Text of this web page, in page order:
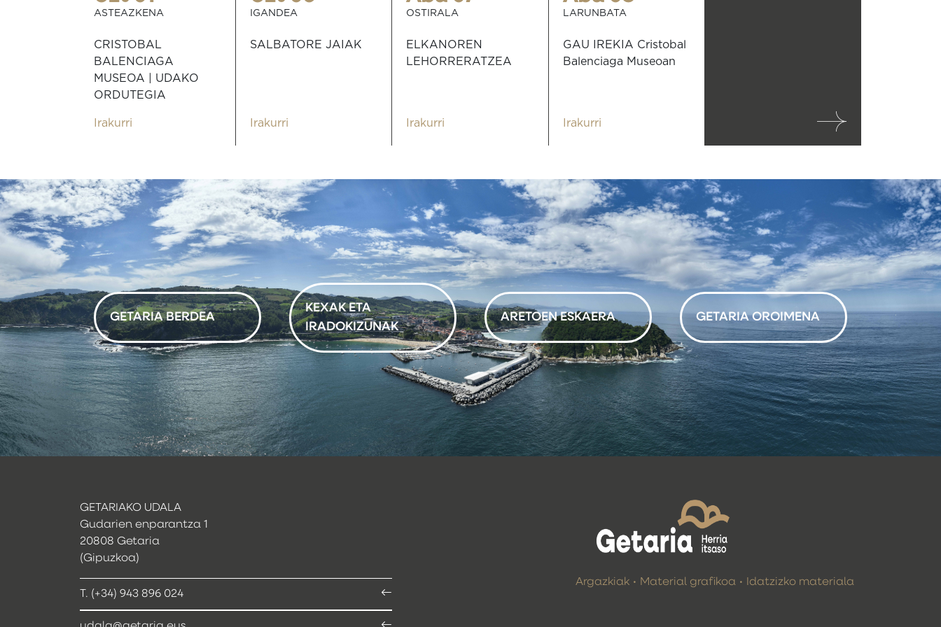
ASTEAZKENA
CRISTOBAL
BALENCIAGA
MUSEOA | UDAKO
ORDUTEGIA
Irakurri
IGANDEA
SALBATORE JAIAK
Irakurri
OSTIRALA
ELKANOREN
LEHORRERATZEA
Irakurri
LARUNBATA
GAU IREKIA Cristobal
Balenciaga Museoan
Irakurri
GETARIA BERDEA
KEXAK ETA
IRADOKIZUNAK
ARETOEN ESKAERA GETARIA OROIMENA
GETARIAKO UDALA
Gudarien enparantza 1
20808 Getaria
(Gipuzkoa)
T. (+34) 943 896 024
Argazkiak Material grafikoa Idatzizko materiala